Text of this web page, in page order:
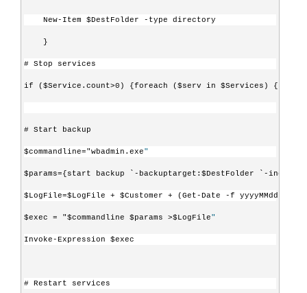
    New-Item $DestFolder -type directory
    }
# Stop services
if ($Service.count>0) {foreach ($serv in $Services) {stop-
# Start backup
$commandline="wbadmin.exe"
$params={start backup `-backuptarget:$DestFolder `-
$LogFile=$LogFile + $Customer + (Get-Date -f yyyyMMdd) +
$exec = "$commandline $params >$LogFile"
Invoke-Expression $exec
# Restart services